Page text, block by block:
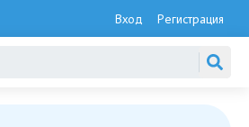
Вход Регистрация